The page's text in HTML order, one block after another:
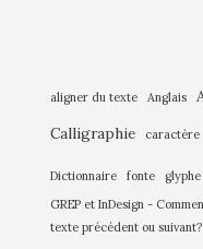
aligner du texte Anglais
Calligraphie
caractère
Dictionnaire fonte glyphe
GREP et InDesign -
texte précédent ou suivant?